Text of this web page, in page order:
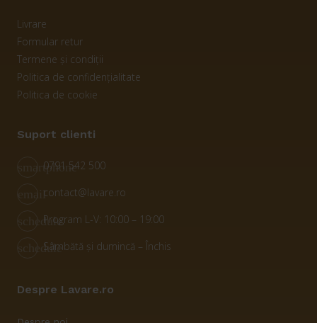
Livrare
Formular retur
Termene și condiții
Politica de confidențialitate
Politica de cookie
Suport clienti
smartphone
0791 542 500
emailcontact@lavare.ro
scheduleProgram L-V: 10:00 – 19:00
scheduleSâmbătă și dumincă – Închis
Despre Lavare.ro